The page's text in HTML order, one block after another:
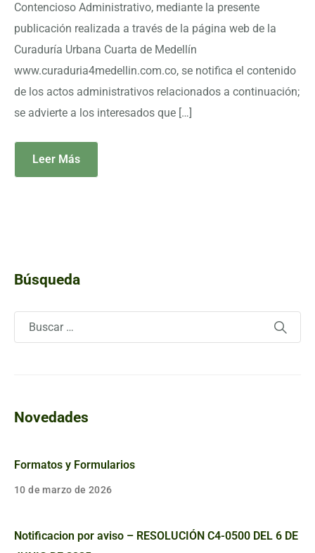
Contencioso Administrativo, mediante la presente
publicación realizada a través de la página web de la
Curaduría Urbana Cuarta de Medellín
www.curaduria4medellin.com.co, se notifica el contenido
de los actos administrativos relacionados a continuación;
se advierte a los interesados que […]
Leer Más
Búsqueda
Novedades
Formatos y Formularios
10 de marzo de 2026
Notificacion por aviso – RESOLUCIÓN C4-0500 DEL 6 DE